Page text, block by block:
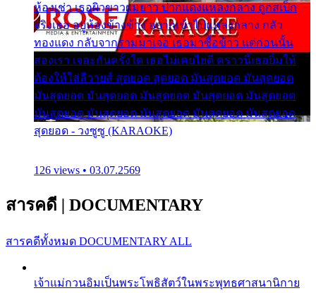
ห้องเช่า เธอผิวขาวผมยาว ปากแดงแหลงกลาง ถูกสเป็ก
จริงเธอ อยู่ห้องข้างข้าง อยากเข้าไปแหลงกลาง กลัว
ทองแดง กลับจากรามมาเจอ เธอมาซื้อข้าว แต่ก่อนนั้น
สองเรา เจอะกันครั้งใด เธอไม่เคยไยดี คราวนี้เธอยิ้มให้
ต้องให้ใส่ลีวายส์ สุดยอด สุดยอด มันสุดยอด มันสุดยอด
มันสุดยอด มันสุดยอด มันสุดยอด มันสุดยอด มันสุดยอด
มันสุดยอด มันสุดยอด มันสุดยอด มันสุดยอด มันสุดยอด
สุดยอด - วงซูซู (KARAOKE)
126 views • 03.07.2569
สารคดี | DOCUMENTARY
สารคดีทั้งหมด DOCUMENTARY ALL
เจ้าแม่กวนอิมเป็นพระโพธิสัตว์ในพระพุทธศาสนานิกาย